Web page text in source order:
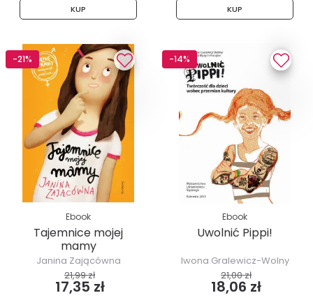
KUP KUP
-21%
Ebook
Tajemnice mojej
mamy
Janina Zającówna
21,99 zł
17,35 zł
-14%
Ebook
Uwolnić Pippi!
Iwona Gralewicz-Wolny
21,00 zł
18,06 zł